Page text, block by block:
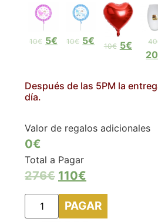
10€ 5€ 10€ 5€ 10€ 5€
Después de las 5PM la
día.
Valor de regalos adicionales
0€
Total a Pagar
276€ 110€
PAGAR